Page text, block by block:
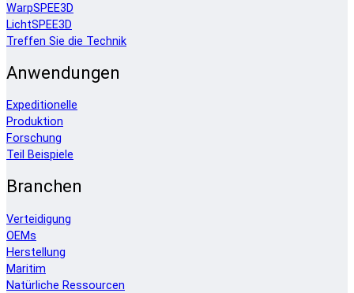
WarpSPEE3D
LichtSPEE3D
Treffen Sie die Technik
Anwendungen
Expeditionelle
Produktion
Forschung
Teil Beispiele
Branchen
Verteidigung
OEMs
Herstellung
Maritim
Natürliche Ressourcen